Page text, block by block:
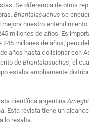
Se diferencia de otros
Bharitalasuchus se
nuestro
millones de años. Es
millones de años, pero
años hasta colisionar con
de Bharitalasuchus , el
estaba ampliamente
científica argentina
Esta revista tiene un
lo resalta.